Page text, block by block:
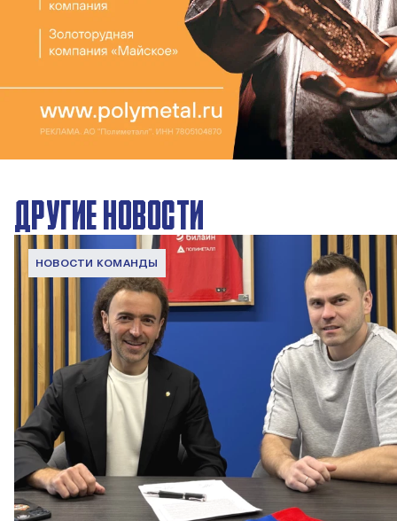
ДРУГИЕ НОВОСТИ
НОВОСТИ КОМАНДЫ
Капитан – с нами!